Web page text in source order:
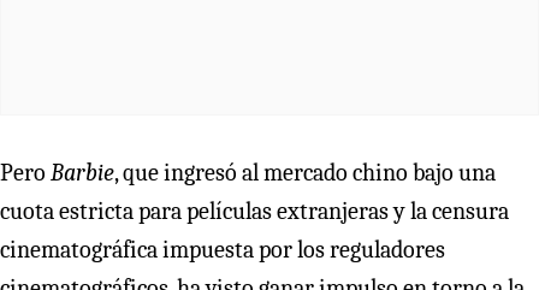
Pero Barbie, que ingresó al mercado chino bajo una
cuota estricta para películas extranjeras y la censura
cinematográfica impuesta por los reguladores